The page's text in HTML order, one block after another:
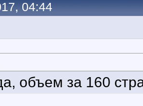
04:44
объем за 160